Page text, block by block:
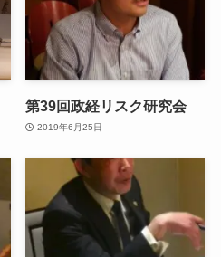
第39回政経リスク研究会
2019年6月25日